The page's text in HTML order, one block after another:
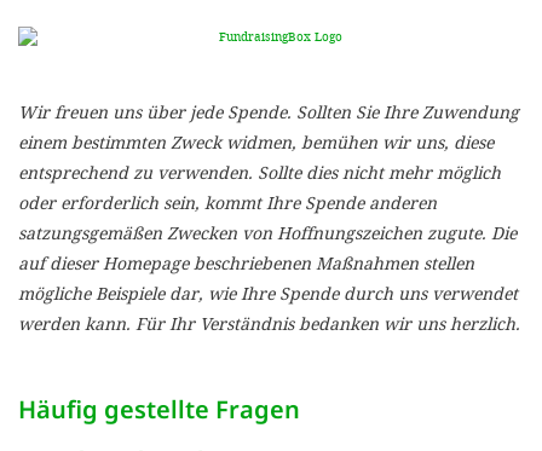
Wir freuen uns über jede Spende. Sollten Sie Ihre Zuwendung
einem bestimmten Zweck widmen, bemühen wir uns, diese
entsprechend zu verwenden. Sollte dies nicht mehr möglich
oder erforderlich sein, kommt Ihre Spende anderen
satzungsgemäßen Zwecken von Hoffnungszeichen zugute. Die
auf dieser Homepage beschriebenen Maßnahmen stellen
mögliche Beispiele dar, wie Ihre Spende durch uns verwendet
werden kann. Für Ihr Verständnis bedanken wir uns herzlich.
Häufig gestellte Fragen
'Cookie-
Impressum
ALLEN